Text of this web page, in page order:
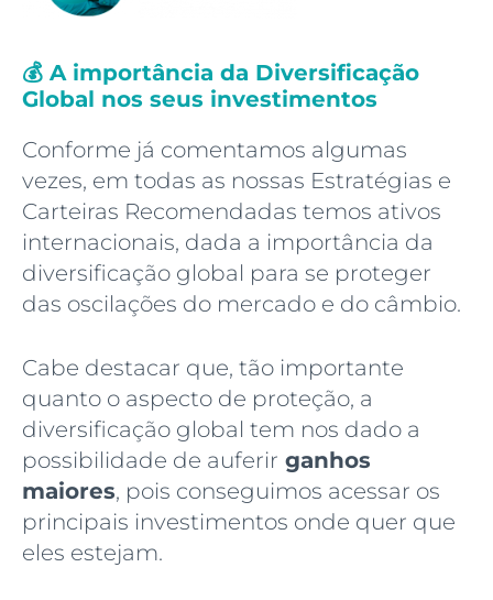
💰 A importância da Diversificação
Global nos seus investimentos
Conforme já comentamos algumas
vezes, em todas as nossas Estratégias e
Carteiras Recomendadas temos ativos
internacionais, dada a importância da
diversificação global para se proteger
das oscilações do mercado e do câmbio.
Cabe destacar que, tão importante
quanto o aspecto de proteção, a
diversificação global tem nos dado a
possibilidade de auferir ganhos
maiores, pois conseguimos acessar os
principais investimentos onde quer que
eles estejam.